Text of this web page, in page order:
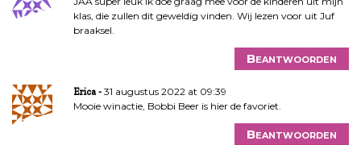
klas, die zullen dit geweldig vinden. Wij lezen voor uit Juf
braaksel.
Beantwoorden
Erica
31 augustus 2022 at 09:39
Mooie winactie, Bobbi Beer is hier de favoriet.
Beantwoorden